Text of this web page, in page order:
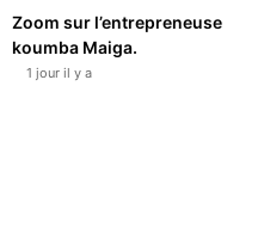
Zoom sur l’entrepreneuse
koumba Maiga.
1 jour il y a